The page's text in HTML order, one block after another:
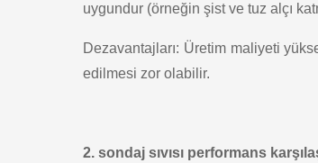
uygundur (örneğin şist ve tuz alçı
Dezavantajları: Üretim maliyeti
edilmesi zor olabilir.
2. sondaj sıvısı performans